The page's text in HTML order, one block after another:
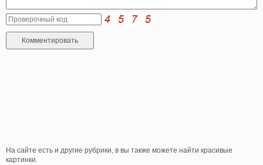
На сайте есть и другие рубрики, в вы также можете найти красивые
картинки.